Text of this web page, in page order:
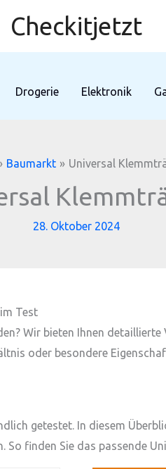
Checkitjetzt
Drogerie Elektronik
Baumarkt Universal
28. Oktober 2024
Test
Wir bieten Ihnen
oder besondere
getestet. In diesem
finden Sie das passende